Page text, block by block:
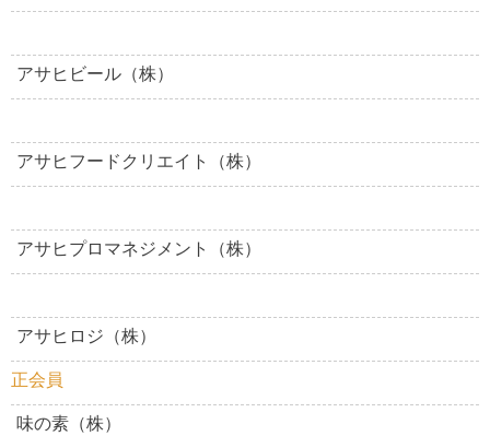
アサヒビール（株）
アサヒフードクリエイト（株）
アサヒプロマネジメント（株）
アサヒロジ（株）
正会員
味の素（株）